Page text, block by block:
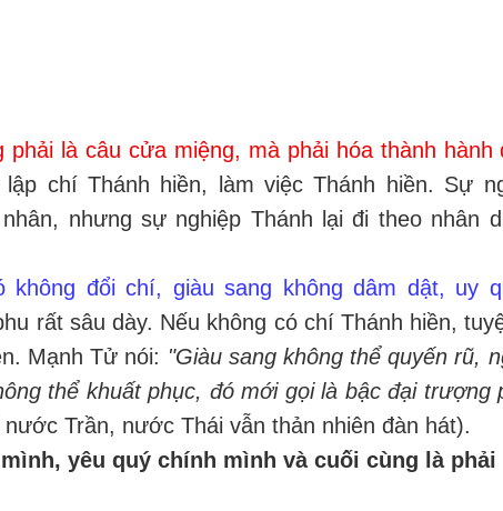
là câu cửa miệng, mà phải hóa thành hành
lập chí Thánh hiền, làm việc Thánh hiền. Sự
nhưng sự nghiệp Thánh lại đi theo nhân
không đổi chí, giàu sang không dâm dật, uy
rất sâu dày. Nếu không có chí Thánh hiền,
Mạnh Tử nói: "Giàu sang không thể quyến rũ,
thể khuất phục, đó mới gọi là bậc đại trượng
Trần, nước Thái vẫn thản nhiên đàn hát).
yêu quý chính mình và cuối cùng là phải